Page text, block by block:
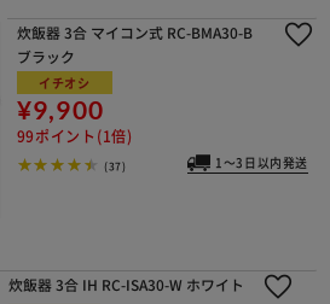
炊飯器 3合 マイコン式 RC-BMA30-B
ブラック
イチオシ
¥9,900
99ポイント(1倍)
(37) 1～3日以内発送
炊飯器 3合 IH RC-ISA30-W ホワイト